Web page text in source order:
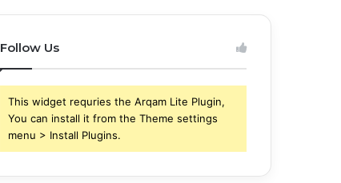
Follow Us
This widget requries the Arqam Lite Plugin,
You can install it from the Theme settings
menu > Install Plugins.